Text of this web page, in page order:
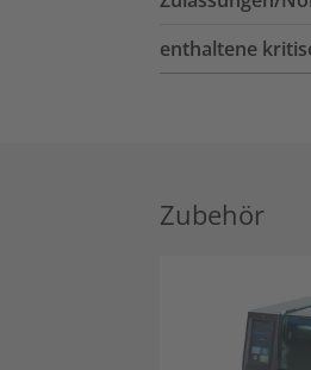
enthaltene
Zubehör